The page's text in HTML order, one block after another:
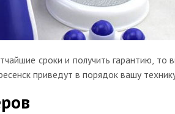
сроки и получить гарантию, то
приведут в порядок вашу